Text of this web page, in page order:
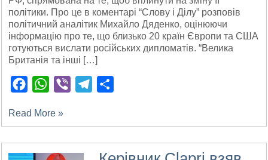
політики. Про це в коментарі “Слову і Ділу” розповів
політичний аналітик Михайло Дяденко, оцінюючи
інформацію про те, що близько 20 країн Європи та США
готуються вислати російських дипломатів. “Велика
Британія та інші […]
FacebookWhatsApp
Viber Telegram
Read More »